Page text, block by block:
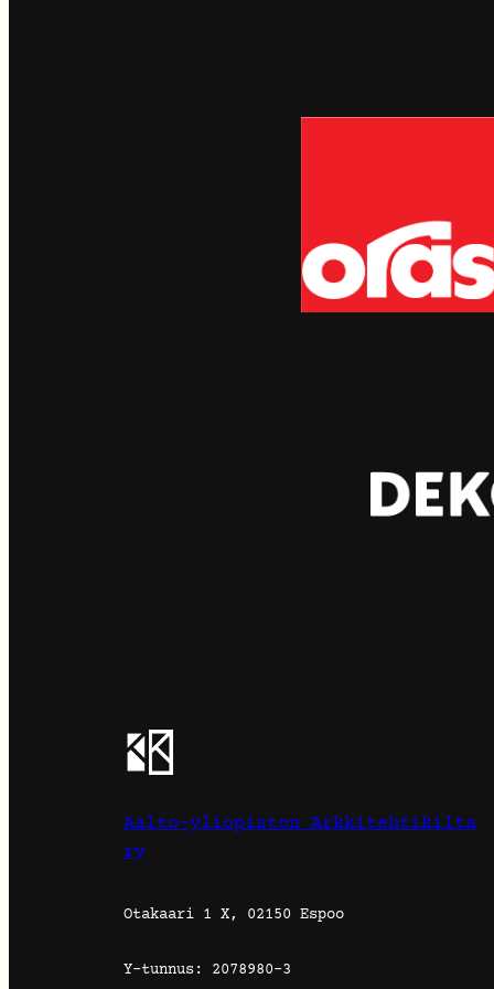
Aalto-yliopiston Arkkitehtikilta
ry
Otakaari 1 X, 02150 Espoo
Y-tunnus: 2078980-3